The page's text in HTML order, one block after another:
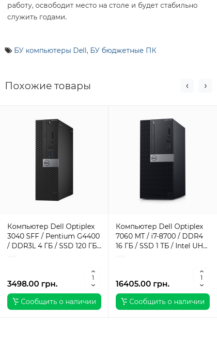
работу, освободит место на столе и будет стабильно
служить годами.
БУ компьютеры Dell, БУ бюджетные ПК
Похожие товары
Компьютер Dell Optiplex
3040 SFF / Pentium G4400
/ DDR3L 4 ГБ / SSD 120 ГБ /
3498.00 грн.
Сообщить о наличии
Компьютер Dell Optiplex
7060 MT / i7-8700 / DDR4
16 ГБ / SSD 1 ТБ / Intel UHD
16405.00 грн.
Сообщить о наличии